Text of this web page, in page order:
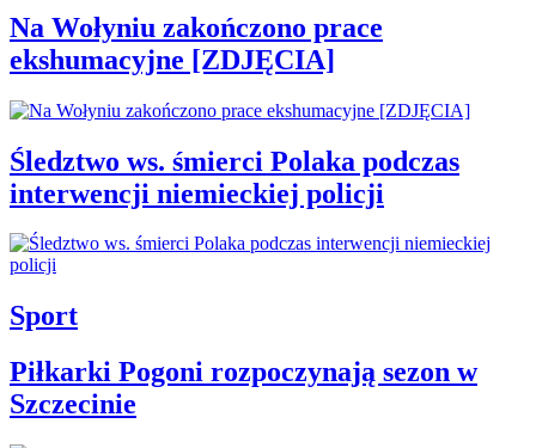
Na Wołyniu zakończono prace
ekshumacyjne [ZDJĘCIA]
Śledztwo ws. śmierci Polaka podczas
interwencji niemieckiej policji
Sport
Piłkarki Pogoni rozpoczynają sezon w
Szczecinie